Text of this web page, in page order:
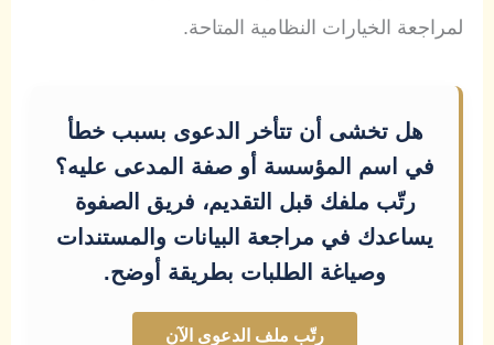
لمراجعة الخيارات النظامية المتاحة.
هل تخشى أن تتأخر الدعوى بسبب خطأ
في اسم المؤسسة أو صفة المدعى عليه؟
رتّب ملفك قبل التقديم، فريق الصفوة
يساعدك في مراجعة البيانات والمستندات
وصياغة الطلبات بطريقة أوضح.
رتّب ملف الدعوى الآن